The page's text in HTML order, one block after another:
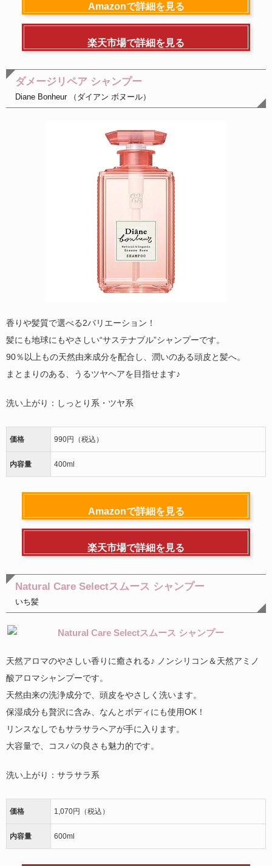
Amazonで詳細を見る
楽天市場で詳細を見る
ダメージリペア シャンプー
Diane Bonheur （ダイアン ボヌール）
香りや髪質で選べる2バリエーション！
髪にも地球にもやさしい“サステナブル”シャンプーです。
90％以上もの天然由来成分を配合し、潤いのある頭皮と髪へ。
まとまりのある、うるツヤヘアを目指せます♪
洗い上がり：しっとり系 ・ツヤ系
価格 990円（税込）
内容量 400ml
Amazonで詳細を見る
楽天市場で詳細を見る
Natural Care Selectスムース シャンプー
いち髪
天然アロマのやさしい香りに癒される♪ ノンシリコン＆天然アミノ
酸アロマシャンプーです。
天然由来の洗浄成分で、頭皮をやさしく洗います。
保湿成分も贅沢に含み、なんとボディにも使用OK！
リンスなしでもサラサラヘアが手に入ります。
大容量で、コスパの良さも魅力的です。
洗い上がり：サラサラ系
価格 1,070円（税込）
内容量 600ml